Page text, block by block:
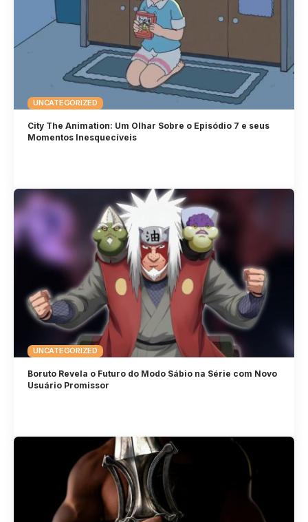
UNCATEGORIZED
City The Animation: Um Olhar Sobre o Episódio 7 e seus
Momentos Inesquecíveis
UNCATEGORIZED
Boruto Revela o Futuro do Modo Sábio na Série com Novo
Usuário Promissor